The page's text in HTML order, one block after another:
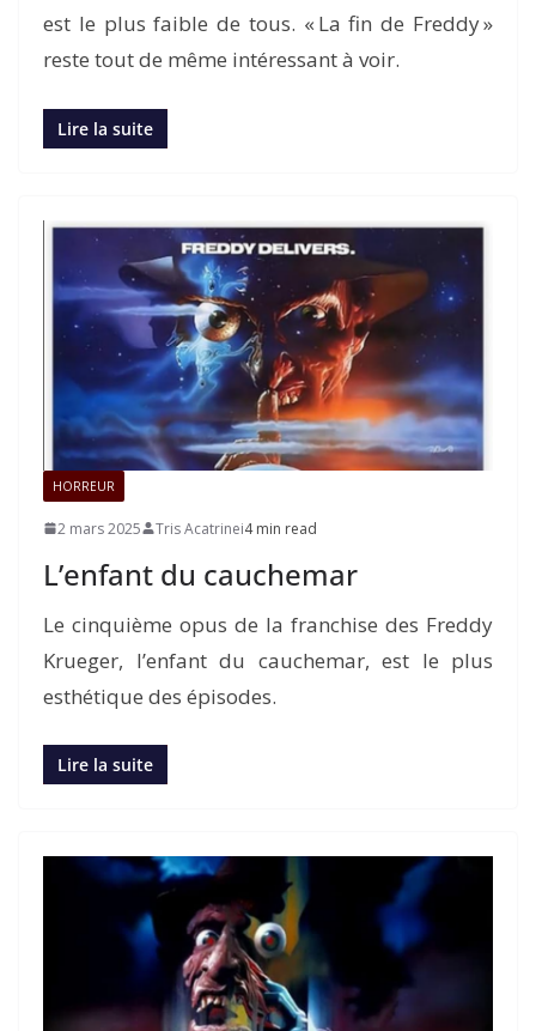
est le plus faible de tous. « La fin de Freddy »
reste tout de même intéressant à voir.
Lire la suite
HORREUR
2 mars 2025 Tris Acatrinei4 min read
L’enfant du cauchemar
Le cinquième opus de la franchise des Freddy
Krueger, l’enfant du cauchemar, est le plus
esthétique des épisodes.
Lire la suite